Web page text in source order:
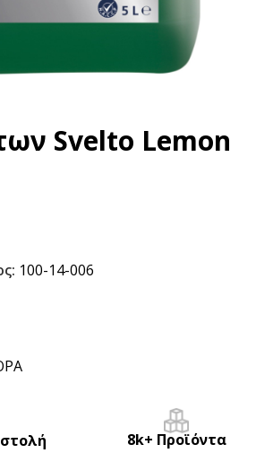
Svelto Lemon
100-14-006
8k+ Προϊόντα